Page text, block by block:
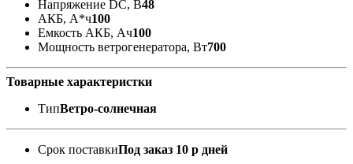
Напряжение DC, В48
АКБ, А*ч100
Емкость АКБ, Ач100
Мощность ветрогенератора, Вт700
Товарные характеристки
ТипВетро-солнечная
Срок поставкиПод заказ 10 р дней